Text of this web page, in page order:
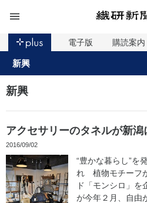
電子版 購読案内
新興
新興
アクセサリーのタネルが新潟
2016/09/02
“豊かな暮らし”を
れ 植物モチーフ
ド「モンシロ」を
が今年２月、自由